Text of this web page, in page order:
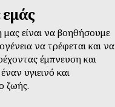
εμάς
είναι να βοηθήσουμε
να τρέφεται και να
έμπνευση και
υγιεινό και
ζωής.